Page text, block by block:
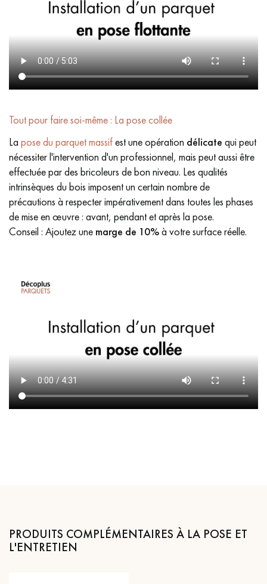
Tout pour faire soi-même : La pose collée
La pose du parquet massifest une opération délicate qui peut
nécessiter l'intervention d'un professionnel, mais peut aussi être
effectuée par des bricoleurs de bon niveau. Les qualités
intrinsèques du bois imposent un certain nombre de
précautions à respecter impérativement dans toutes les phases
de mise en œuvre : avant, pendant et après la pose.
Conseil : Ajoutez une marge de 10%à votre surface réelle.
PRODUITS COMPLÉMENTAIRES À LA POSE ET
L'ENTRETIEN